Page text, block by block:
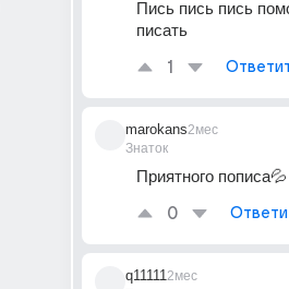
Пись пись пись
писать
1
marokans
Знаток
2мес
Приятного пописа💦
0
q111112мес